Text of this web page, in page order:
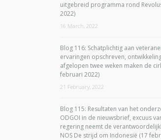
uitgebreid programma rond
2022)
16 March, 2022
Blog 116: Schatplichtig aan
ervaringen opschreven,
afgelopen twee weken maken de
februari 2022)
21 February, 2022
Blog 115: Resultaten van het
ODGOI in de nieuwsbrief, excuus
regering neemt de
NOS De strijd om Indonesië (17